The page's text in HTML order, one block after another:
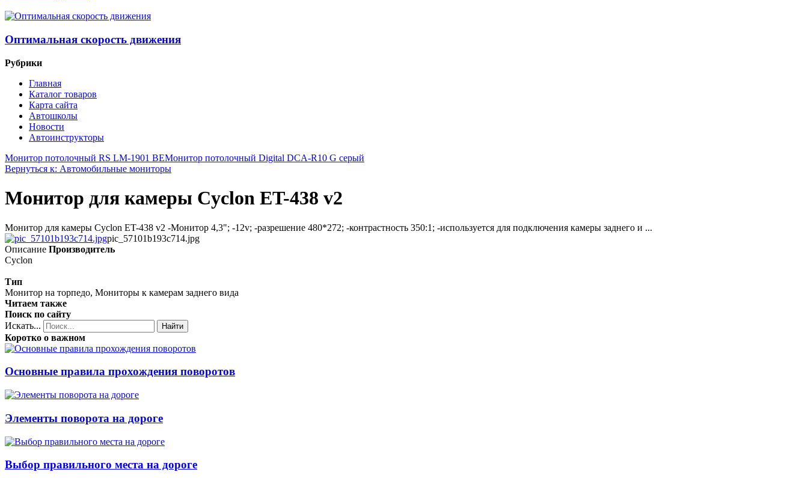
Оптимальная скорость движения
Рубрики
Главная
Каталог товаров
Карта сайта
Автошколы
Новости
Автоинструкторы
Монитор потолочный RS LM-1901 BEМонитор потолочный Digital DCA-R10 G серый
Вернуться к: Автомобильные мониторы
Монитор для камеры Cyclon ET-438 v2
Монитор для камеры Cyclon ET-438 v2 -Монитор 4,3"; -12v; -разрешение 480*272; -контрастность 350:1; -используется для подключения камеры заднего и ...
pic_57101b193c714.jpg
Описание Производитель
Cyclon
Тип
Монитор на торпедо, Мониторы к камерам заднего вида
Читаем также
Поиск по сайту
Искать...
Найти
Коротко о важном
Основные правила прохождения поворотов
Элементы поворота на дороге
Выбор правильного места на дороге